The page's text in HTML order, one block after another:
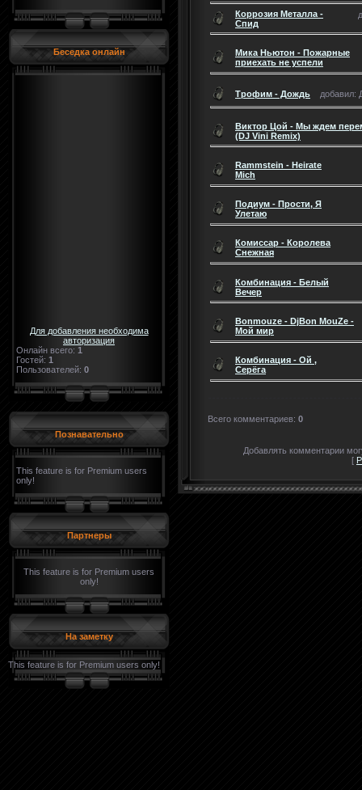
Беседка онлайн
Для добавления необходима
авторизация
Онлайн всего: 1
Гостей: 1
Пользователей: 0
Познавательно
This feature is for Premium users
only!
Партнеры
This feature is for Premium users
only!
На заметку
This feature is for Premium users only!
Коррозия Металла -
Спид
Мика Ньютон - Пожарные
приехать не успели
Трофим - Дождь добавил:
Виктор Цой - Мы ждем
(DJ Vini Remix)
Rammstein - Heirate
Mich
Подиум - Прости, Я
Улетаю
Комиссар - Королева
Снежная
Комбинация - Белый
Вечер
Bonmouze - DjBon MouZe -
Мой мир
Комбинация - Ой ,
Серёга
Всего комментариев: 0
Добавлять комментарии
[